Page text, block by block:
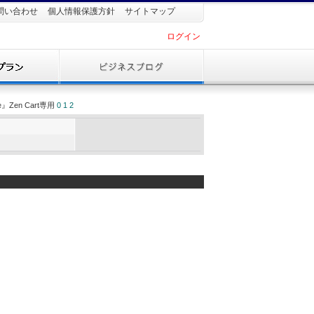
い合わせ 個人情報保護方針 サイトマップ
ログイン
Zen Cart専用0 1 2